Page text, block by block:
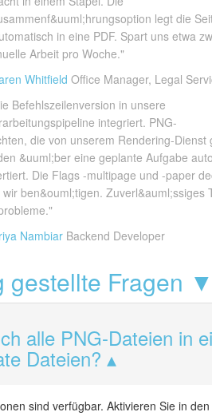
legt die
in eine PDF. Spart uns etwa
Arbeit pro Woche."
Whitfield Office Manager, Legal
Befehlszeilenversion in unsere
integriert. PNG-
die von unserem Rendering-Dienst
&uuml;ber eine geplante Aufgabe
Die Flags -multipage und -paper
ben&ouml;tigen. Zuverl&auml;ssiges
Nambiar Backend Developer
gestellte Fragen ▼
alle PNG-Dateien in
Dateien?
sind verfügbar. Aktivieren Sie in